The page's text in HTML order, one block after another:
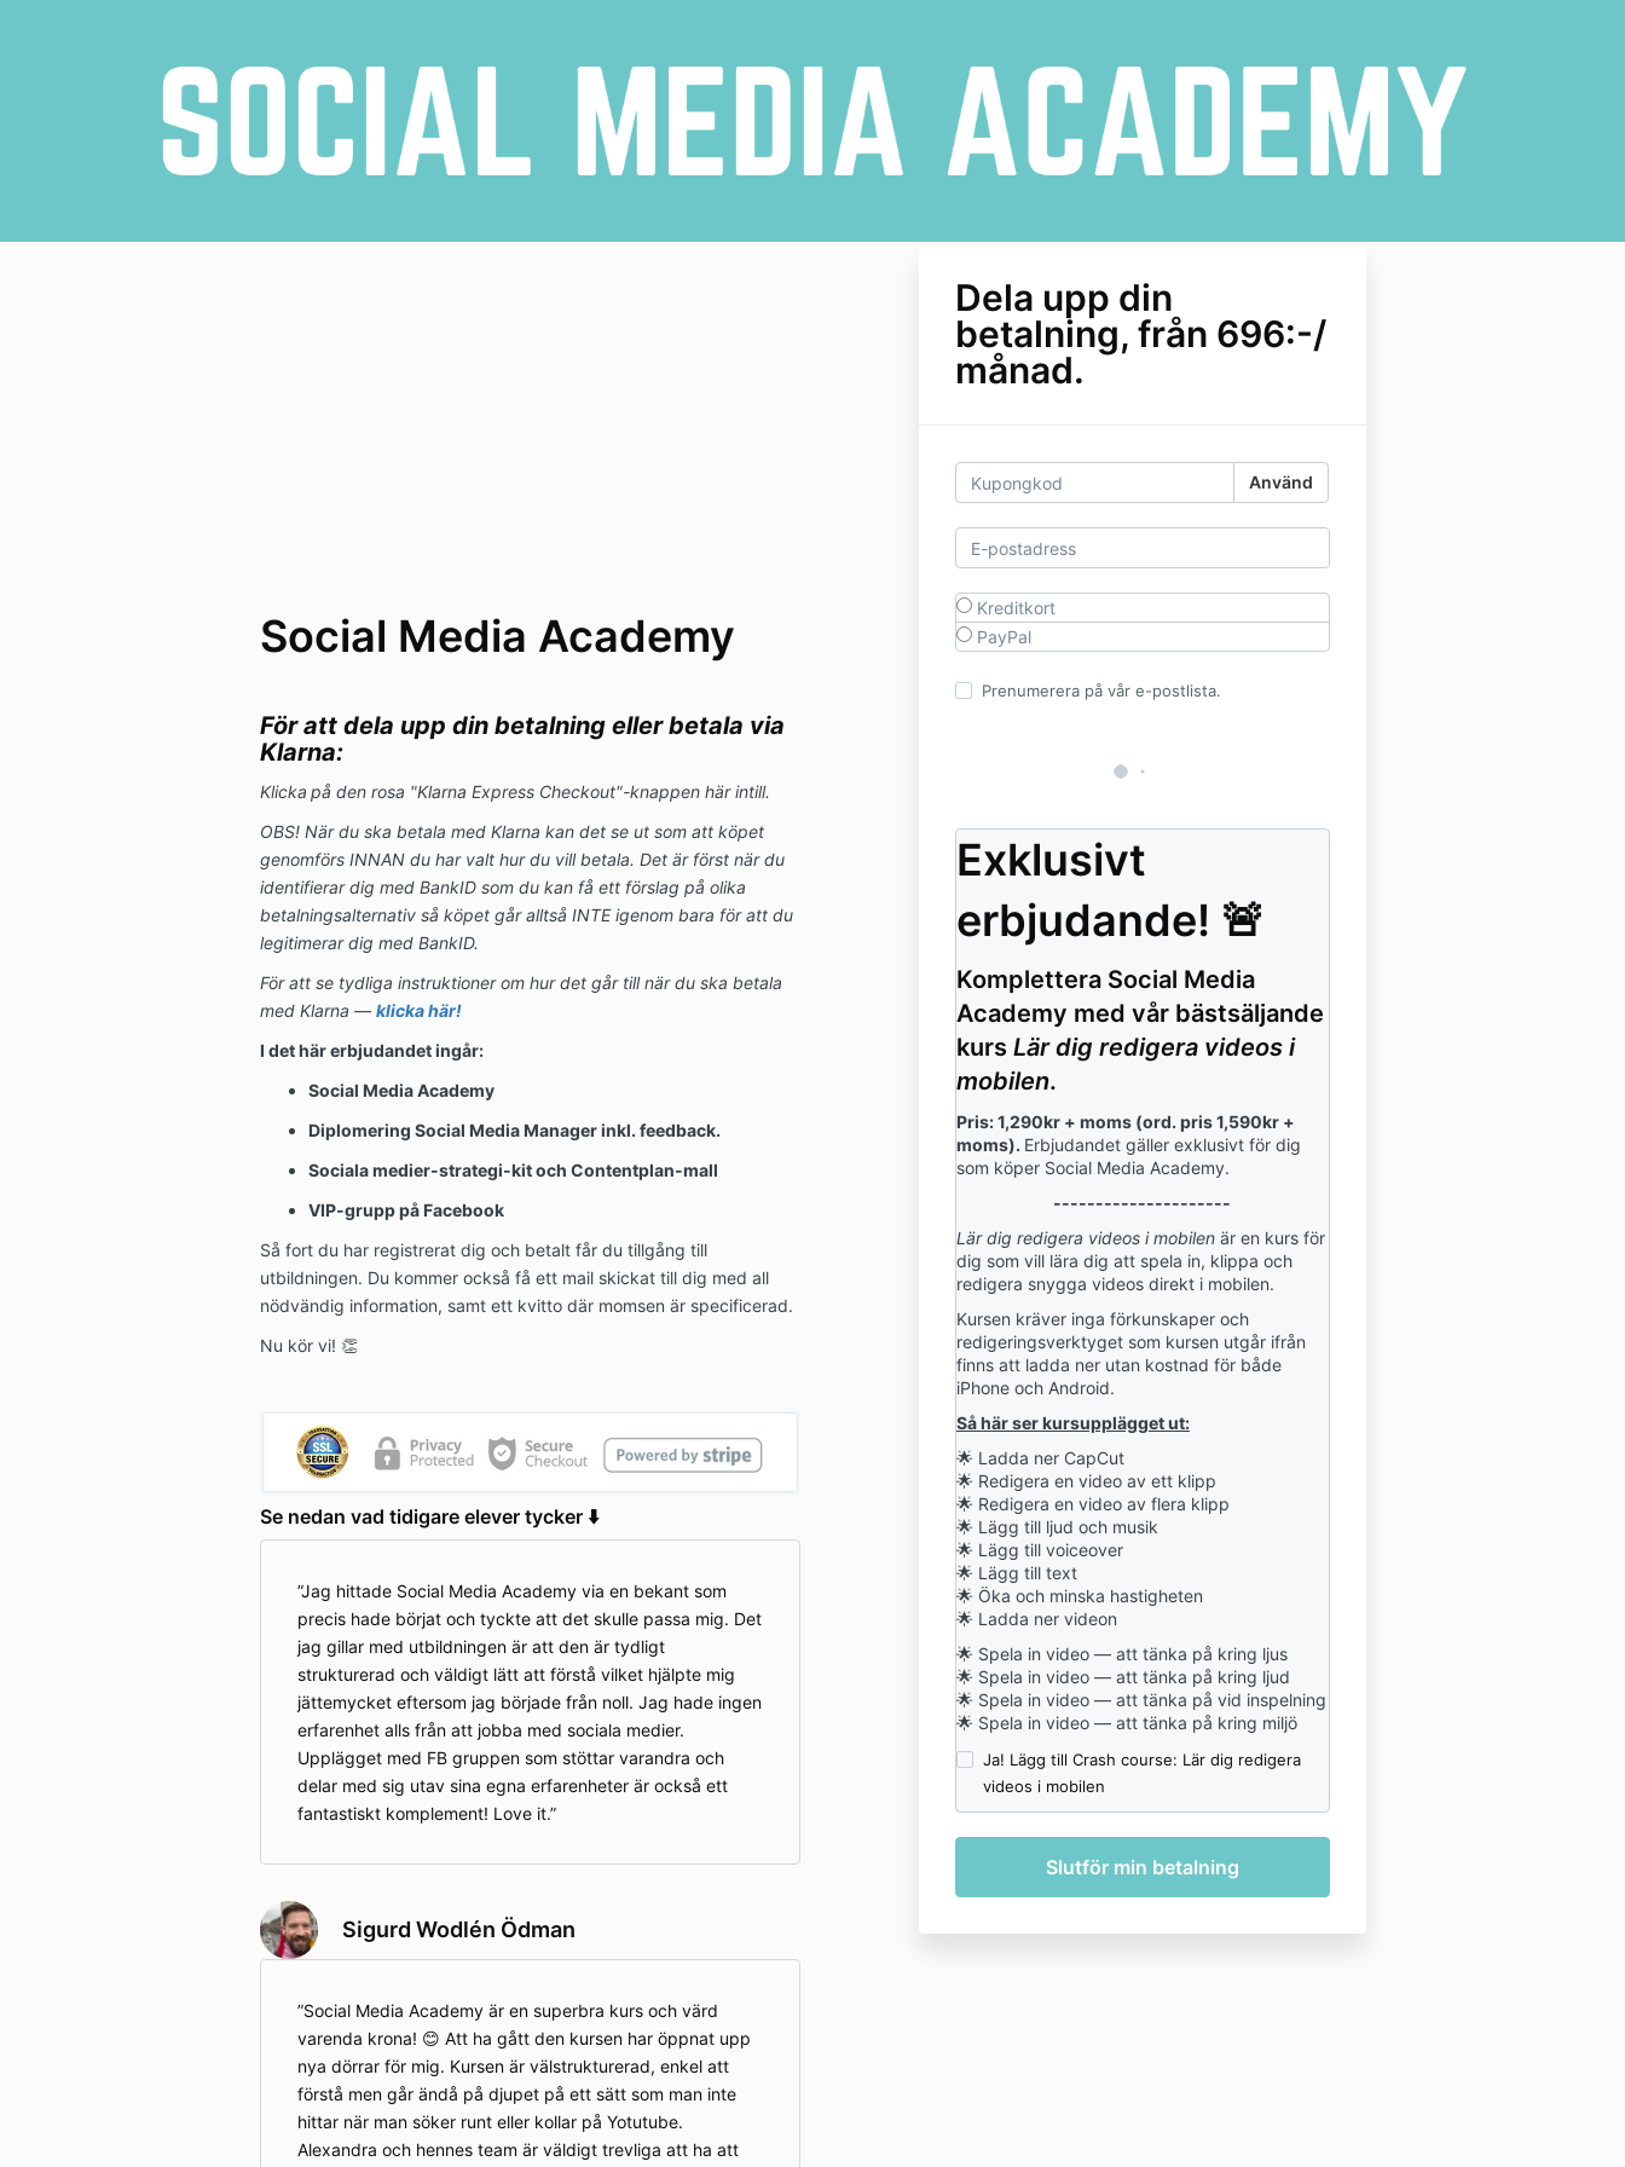
Dela upp din
betalning, från 696:-/
månad.
Använd
Kreditkort
PayPal
Prenumerera på vår e-postlista.
Exklusivt
erbjudande! 🚨
Komplettera Social Media
Academy med vår bästsäljande
kurs Lär dig redigera videos i
mobilen.
Pris: 1,290kr + moms (ord. pris 1,590kr +
moms). Erbjudandet gäller exklusivt för dig
som köper Social Media Academy.
---------------------
Lär dig redigera videos i mobilenär en kurs för
dig som vill lära dig att spela in, klippa och
redigera snygga videos direkt i mobilen.
Kursen kräver inga förkunskaper och
redigeringsverktygetsom kursen utgår ifrån
finns att ladda ner utan kostnad för både
iPhone och Android.
Så här ser kursupplägget ut:
🌟 Ladda ner CapCut
🌟 Redigera en video av ett klipp
🌟 Redigera en video av flera klipp
🌟 Lägg till ljud och musik
🌟 Lägg till voiceover
🌟 Lägg till text
🌟 Öka och minska hastigheten
🌟 Ladda ner videon
🌟 Spela in video — att tänka på kring ljus
🌟 Spela in video — att tänka på kring ljud
🌟 Spela in video — att tänka på vid inspelning
🌟 Spela in video — att tänka på kring miljö
Ja! Lägg till Crash course: Lär dig redigera
videos i mobilen
Social Media Academy
För att dela upp din betalning eller betala via
Klarna:
Klicka på den rosa "Klarna Express Checkout"-knappen här intill.
OBS! När du ska betala med Klarna kan det se ut som att köpet
genomförs INNAN du har valt hur du vill betala. Det är först när du
identifierar dig med BankID som du kan få ett förslag på olika
betalningsalternativ så köpet går alltså INTE igenom bara för att du
legitimerar dig med BankID.
För att se tydliga instruktioner om hur det går till när du ska betala
med Klarna — klicka här!
I det här erbjudandet ingår:
Social Media Academy
Diplomering Social Media Manager inkl. feedback.
Sociala medier-strategi-kit och Contentplan-mall
VIP-grupp på Facebook
Så fort du har registrerat dig och betalt får du tillgång till
utbildningen. Du kommer också få ett mail skickat till dig med all
nödvändig information, samt ett kvitto där momsen är specificerad.
Nu kör vi! 👏
Se nedan vad tidigare elever tycker ⬇️
Jag hittade Social Media Academy via en bekant som
precis hade börjat och tyckte att det skulle passa mig. Det
jag gillar med utbildningen är att den är tydligt
strukturerad och väldigt lätt att förstå vilket hjälpte mig
jättemycket eftersom jag började från noll. Jag hade ingen
erfarenhet alls från att jobba med sociala medier.
Upplägget med FB gruppen som stöttar varandra och
delar med sig utav sina egna erfarenheter är också ett
fantastiskt komplement! Love it.
Sigurd Wodlén Ödman
Social Media Academy är en superbra kurs och värd
varenda krona! 😊 Att ha gått den kursen har öppnat upp
nya dörrar för mig. Kursen är välstrukturerad, enkel att
förstå men går ändå på djupet på ett sätt som man inte
hittar när man söker runt eller kollar på Yotutube.
Alexandra och hennes team är väldigt trevliga att ha att